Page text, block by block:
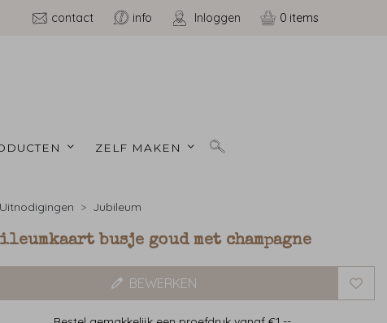
contact info Inloggen 0
ZELF MAKEN
Uitnodigingen Jubileum
busje goud met champagne
BEWERKEN